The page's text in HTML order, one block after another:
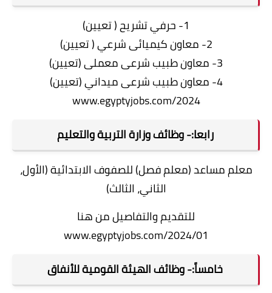
1- حرفي تشريح ( تعيين)
2- معاون كيميائى شرعي ( تعيين)
3- معاون طبيب شرعى معملى (تعيين)
4- معاون طبيب شرعى ميداني (تعيين)
www.egyptyjobs.com/2024
رابعا:- وظائف وزارة التربية والتعليم
معلم مساعد (معلم فصل) للصفوف الابتدائية (الأول،
الثاني، الثالث)
للتقديم والتفاصيل من هنا
www.egyptyjobs.com/2024/01
خامساً:- وظائف الهيئة القومية للأنفاق